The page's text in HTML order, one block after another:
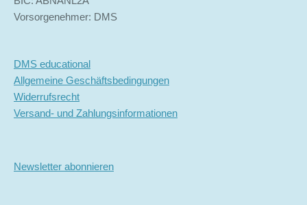
Vorsorgenehmer: DMS
DMS educational
Allgemeine Geschäftsbedingungen
Widerrufsrecht
Versand- und Zahlungsinformationen
Newsletter abonnieren